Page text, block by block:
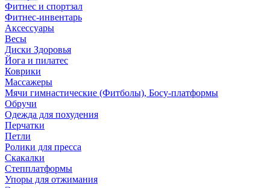
Фитнес и спортзал
Фитнес-инвентарь
Аксессуары
Весы
Диски Здоровья
Йога и пилатес
Коврики
Массажеры
Мячи гимнастические (Фитболы), Босу-платформы
Обручи
Одежда для похудения
Перчатки
Петли
Ролики для пресса
Скакалки
Степплатформы
Упоры для отжимания